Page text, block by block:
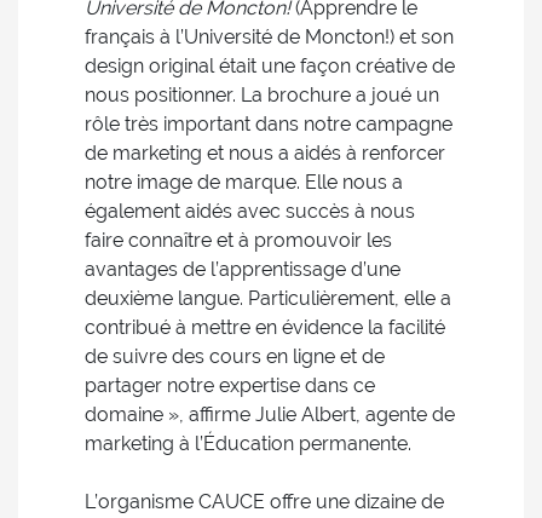
Université de Moncton!(Apprendre le
français à l’Université de Moncton!) et son
design original était une façon créative de
nous positionner. La brochure a joué un
rôle très important dans notre campagne
de marketing et nous a aidés à renforcer
notre image de marque. Elle nous a
également aidés avec succès à nous
faire connaître et à promouvoir les
avantages de l’apprentissage d’une
deuxième langue. Particulièrement, elle a
contribué à mettre en évidence la facilité
de suivre des cours en ligne et de
partager notre expertise dans ce
domaine », affirme Julie Albert, agente de
marketing à l’Éducation permanente.
L’organisme CAUCE offre une dizaine de